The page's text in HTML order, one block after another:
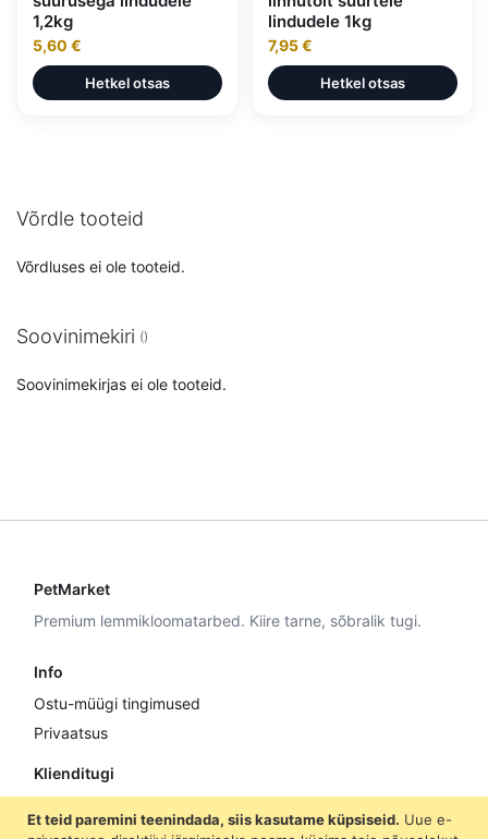
Et teid paremini teenindada, siis kasutame küpsiseid. Uue e-
1,2kg
5,60 €
Hetkel otsas
lindudele 1kg
7,95 €
Hetkel otsas
Võrdle tooteid
Võrdluses ei ole tooteid.
Soovinimekiri
Soovinimekirjas ei ole tooteid.
PetMarket
Premium lemmikloomatarbed. Kiire tarne, sõbralik tugi.
Info
Ostu-müügi tingimused
Privaatsus
Klienditugi
+372 5307 8870